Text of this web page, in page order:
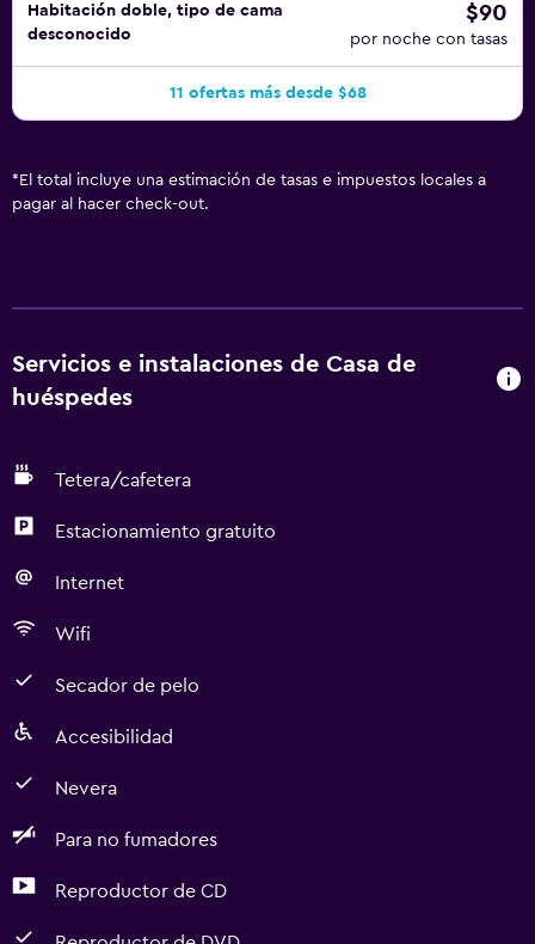
Habitación doble, tipo de cama
desconocido
$90
por noche con tasas
11 ofertas más desde $68
* El total incluye una estimación de tasas e impuestos locales a
pagar al hacer check-out.
Servicios e instalaciones de Casa de
huéspedes
Tetera/cafetera
Estacionamiento gratuito
Internet
Wifi
Secador de pelo
Accesibilidad
Nevera
Para no fumadores
Reproductor de CD